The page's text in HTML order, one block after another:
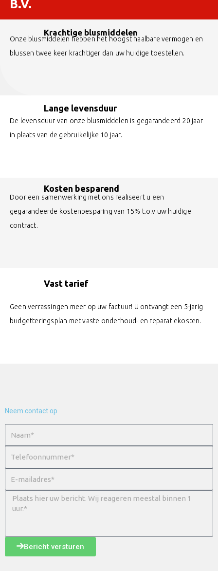
B.V.
Krachtige blusmiddelen
Onze blusmiddelen hebben het hoogst haalbare vermogen en
blussen twee keer krachtiger dan uw huidige toestellen.
Lange levensduur
De levensduur van onze blusmiddelen is gegarandeerd 20 jaar
in plaats van de gebruikelijke 10 jaar.
Kosten besparend
Door een samenwerking met ons realiseert u een
gegarandeerde kostenbesparing van 15% t.o.v uw huidige
contract.
Vast tarief
Geen verrassingen meer op uw factuur! U ontvangt een 5-jarig
budgetteringsplan met vaste onderhoud- en reparatiekosten.
Neem contact op
Bericht versturen